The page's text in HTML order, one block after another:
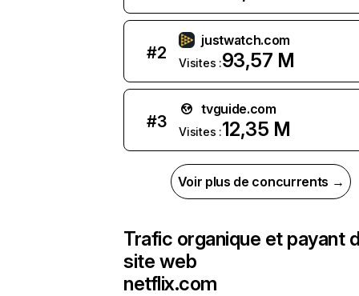
#2
justwatch.com
Visites :93,57 M
#3
tvguide.com
Visites :12,35 M
Voir plus de concurrents →
Trafic organique et payant
site web
netflix.com